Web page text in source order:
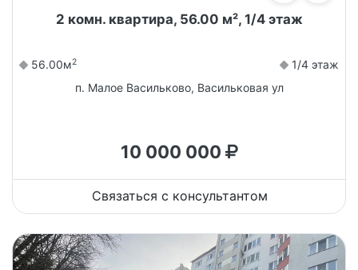
2 комн. квартира, 56.00 м², 1/4 этаж
56.00м2
1/4 этаж
п. Малое Васильково, Васильковая ул
10 000 000
Связаться с консультантом